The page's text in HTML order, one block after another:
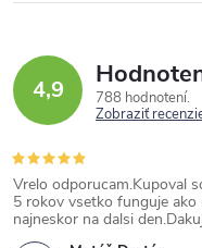
y
v
p
i
s
4,9
788 hodnotení
Zobraziť
Vrelo odporucam.Kupoval
5 rokov vsetko funguje ako
najneskor na dalsi